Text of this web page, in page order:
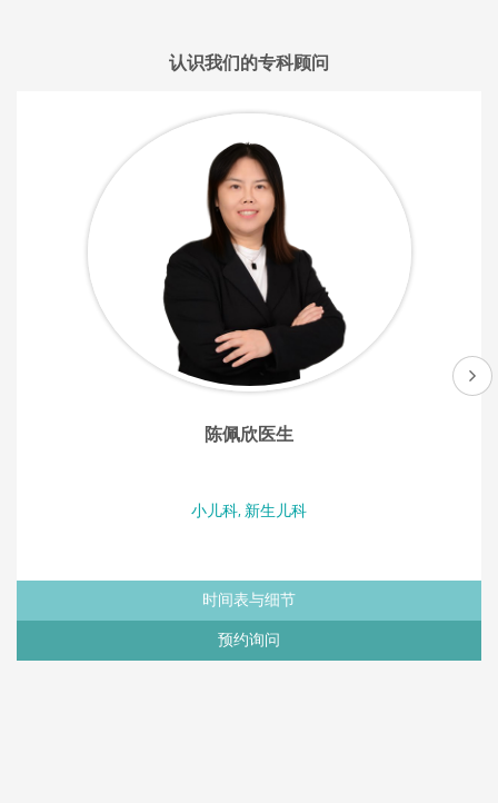
认识我们的专科顾问
陈佩欣医生
小儿科, 新生儿科
时间表与细节
预约询问